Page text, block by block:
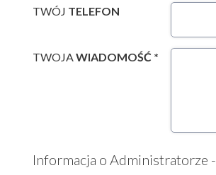
TWÓJ TELEFON
TWOJAWIADOMOŚĆ *
Informacja o Administratorze -